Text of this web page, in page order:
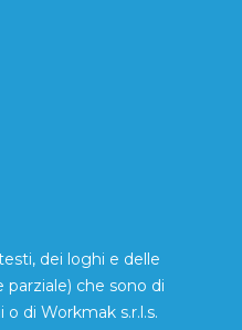
dei loghi e delle
che sono di
di Workmak s.r.l.s.